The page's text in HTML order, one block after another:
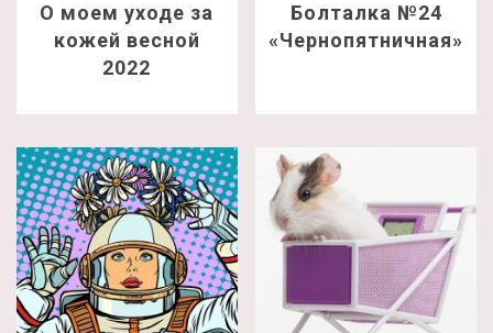
О моем уходе за
кожей весной
2022
Болталка №24
«Чернопятничная»